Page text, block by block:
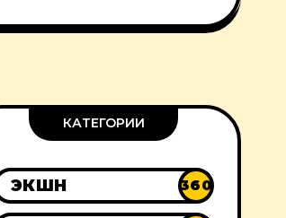
КАТЕГОРИИ
ЭКШН 360